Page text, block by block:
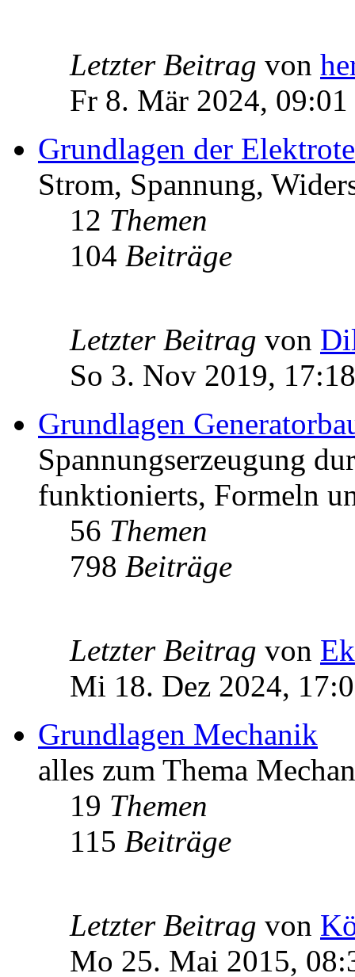
Letzter Beitrag von
Fr 8. Mär 2024, 09:01
Grundlagen der
Strom, Spannung,
12 Themen
104 Beiträge
Letzter Beitrag von
So 3. Nov 2019, 17:18
Grundlagen
Spannungserzeugung
funktionierts, Formeln
56 Themen
798 Beiträge
Letzter Beitrag von
Mi 18. Dez 2024,
Grundlagen Mechanik
alles zum Thema
19 Themen
115 Beiträge
Letzter Beitrag von
Mo 25. Mai 2015,